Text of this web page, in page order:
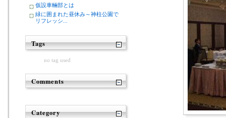
仮設車輛部とは
緑に囲まれた昼休み～神柱公園で
リフレッシ...
Tags
no tag used
Comments
Category